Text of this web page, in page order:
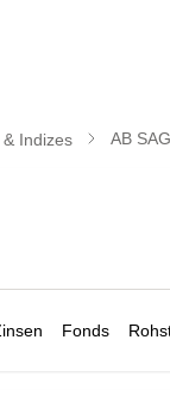
Indizes AB
Fonds